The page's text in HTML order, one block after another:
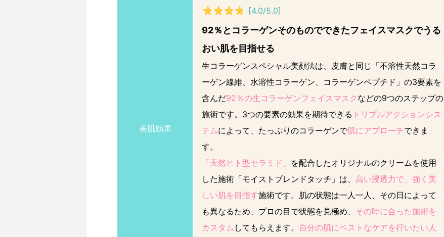
美肌効果
[4.0/5.0]
92％とコラーゲンそのものでできたフェイスマスクでうる
おい肌を目指せる
生コラーゲンスペシャル美顔法は、皮膚と同じ「不溶性天然コラ
ーゲン線維、水溶性コラーゲン、コラーゲンペプチド」の3要素を
含んだ92％の生コラーゲンフェイスマスク などの9つのステップの
施術です。3つの要素の効果を期待できる トリプルアクションシス
テムによって、たっぷりのコラーゲンで肌にアプローチできま
す。
「天然ヒト型セラミド」 を配合したオリジナルのクリームを使用
した施術「モイストブレンドタッチ」は、 高い浸透力で、強く美
しい肌を目指す施術です。肌の状態は一人一人、その日によって
も異なるため、プロの目で状態を見極め、 その時に合った施術を
カスタム してもらえます。 自分の肌にベストなケアを行いたい人